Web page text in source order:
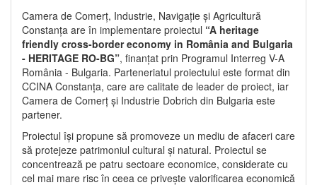
Camera de Comerț, Industrie, Navigație și Agricultură
Constanța are în implementare proiectul “A heritage
friendly cross-border economy in România and Bulgaria
- HERITAGE RO-BG”, finanțat prin Programul Interreg V-A
România - Bulgaria. Parteneriatul proiectului este format din
CCINA Constanța, care are calitate de leader de proiect, iar
Camera de Comerț și Industrie Dobrich din Bulgaria este
partener.
Proiectul își propune să promoveze un mediu de afaceri care
să protejeze patrimoniul cultural și natural. Proiectul se
concentrează pe patru sectoare economice, considerate cu
cel mai mare risc în ceea ce privește valorificarea economică